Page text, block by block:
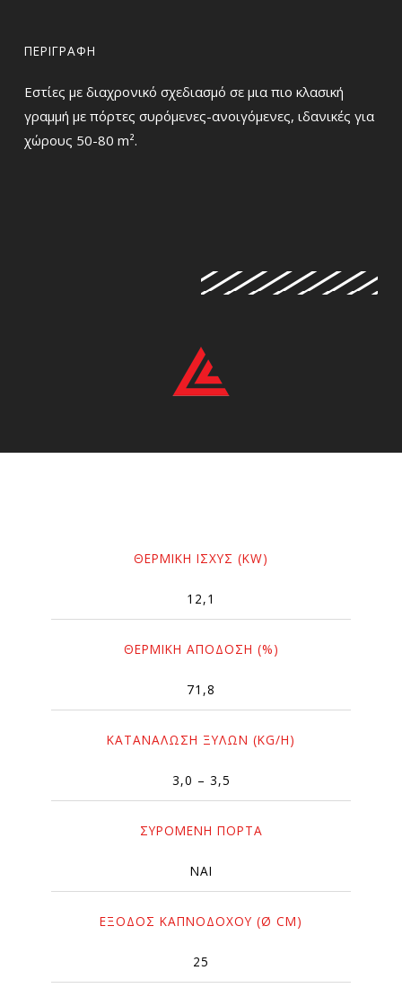
ΠΕΡΙΓΡΑΦΉ
Εστίες με διαχρονικό σχεδιασμό σε μια πιο κλασική
γραμμή με πόρτες συρόμενες-ανοιγόμενες, ιδανικές για
χώρους 50-80 m².
ΘΕΡΜΙΚΉ ΙΣΧΎΣ (KW)
12,1
ΘΕΡΜΙΚΉ ΑΠΌΔΟΣΗ (%)
71,8
ΚΑΤΑΝΆΛΩΣΗ ΞΎΛΩΝ (KG/H)
3,0 – 3,5
ΣΥΡΟΜΕΝΗ ΠΟΡΤΑ
ΝΑΙ
ΈΞΟΔΟΣ ΚΑΠΝΟΔΌΧΟΥ (Ø CM)
25